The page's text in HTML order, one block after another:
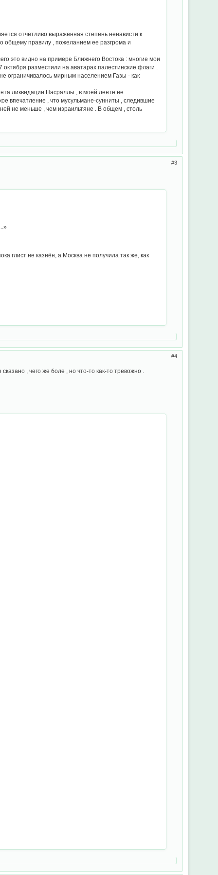
отчётливо выраженная степень ненависти к
общему правилу , пожеланием ее разгрома и
это видно на примере Ближнего Востока : многие мои
разместили на аватарах палестинские флаги .
ограничивалось мирным населением Газы - как
ликвидации Насраллы , в моей ленте не
впечатление , что мусульмане-сунниты , следившие
не меньше , чем израильтяне . В общем , столь
3
глист не казнён, а Москва не получила так же, как
4
, чего же боле , но что-то как-то тревожно .